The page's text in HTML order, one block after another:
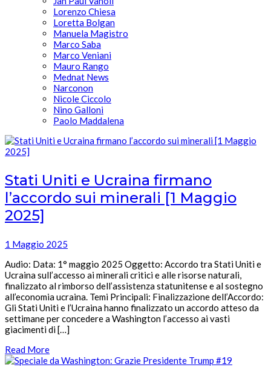
Lorenzo Chiesa
Loretta Bolgan
Manuela Magistro
Marco Saba
Marco Veniani
Mauro Rango
Mednat News
Narconon
Nicole Ciccolo
Nino Galloni
Paolo Maddalena
Stati Uniti e Ucraina firmano
l’accordo sui minerali [1 Maggio
2025]
1 Maggio 2025
Audio: Data: 1° maggio 2025 Oggetto: Accordo tra Stati Uniti e
Ucraina sull’accesso ai minerali critici e alle risorse naturali,
finalizzato al rimborso dell’assistenza statunitense e al sostegno
all’economia ucraina. Temi Principali: Finalizzazione dell’Accordo:
Gli Stati Uniti e l’Ucraina hanno finalizzato un accordo atteso da
settimane per concedere a Washington l’accesso ai vasti
giacimenti di […]
Read More